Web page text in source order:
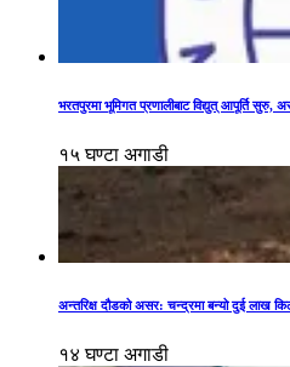
भरतपुरमा भूमिगत प्रणालीबाट विद्युत् आपूर्ति सुरु,
१५ घण्टा अगाडी
अन्तरिक्ष दौडको असर: चन्द्रमा बन्यो दुई लाख
१४ घण्टा अगाडी